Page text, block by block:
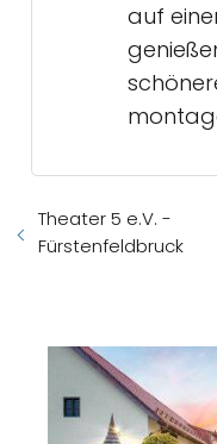
auf
Theater 5 e.V. -
Fürstenfeldbruck